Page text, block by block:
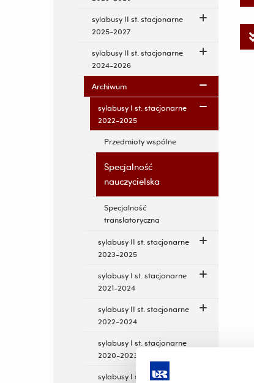
sylabusy II st. stacjonarne
2025-2027
sylabusy II st. stacjonarne
2024-2026
Archiwum
sylabusy I st. stacjonarne
2022-2025
Przedmioty wspólne
Specjalność
nauczycielska
Specjalność
translatoryczna
sylabusy II st. stacjonarne
2023-2025
sylabusy I st. stacjonarne
2021-2024
sylabusy II st. stacjonarne
2022-2024
sylabusy I st. stacjonarne
2020-2023
sylabusy I st. stacjonarne